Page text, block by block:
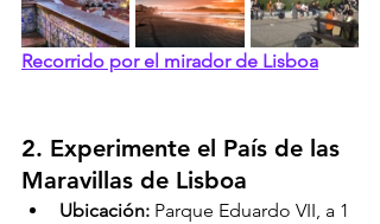
Recorrido por el mirador de Lisboa
2. Experimente el País de las
Maravillas de Lisboa
Ubicación: Parque Eduardo VII, a 1